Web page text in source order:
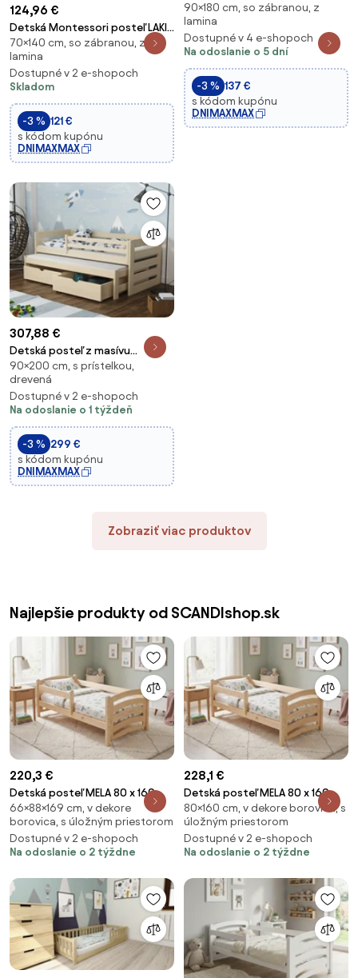
124,96 €
Detská Montessori posteľ LAKI
140x70 cm + MATRAC - biela
70×140 cm, so zábranou, z
lamina
Dostupné v 2 e-shopoch
Skladom
-3 % 121 €
s kódom kupónu
DNIMAXMAX
180x90 cm
90×180 cm, so zábranou, z
lamina
Dostupné v 4 e-shopoch
Na odoslanie o 5 dní
-3 % 137 €
s kódom kupónu
DNIMAXMAX
307,88 €
Detská posteľ z masívu
borovice JOLANA s prístelkou a
šuplíkmi - 200x90 cm -
PRÍRODNÁ BOROVICA
90×200 cm, s prístelkou,
drevená
Dostupné v 2 e-shopoch
Na odoslanie o 1 týždeň
-3 % 299 €
s kódom kupónu
DNIMAXMAX
Zobraziť viac produktov
Najlepšie produkty od SCANDIshop.sk
220,3 €
Detská posteľ MELA 80 x 160
cm, borovica Rošt: S lamelovým
roštom, Matrac: Matrac
EASYSOFT 10 cm
66×88×169 cm, v dekore
borovica, s úložným priestorom
Dostupné v 2 e-shopoch
Na odoslanie o 2 týždne
228,1 €
Detská posteľ MELA 80 x 160
cm, borovica Rošt: Bez roštu,
Matrac: Matrac COCO 10 cm
80×160 cm, v dekore borovica, s
úložným priestorom
Dostupné v 2 e-shopoch
Na odoslanie o 2 týždne